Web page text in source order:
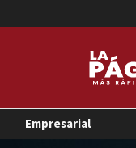
Empresarial